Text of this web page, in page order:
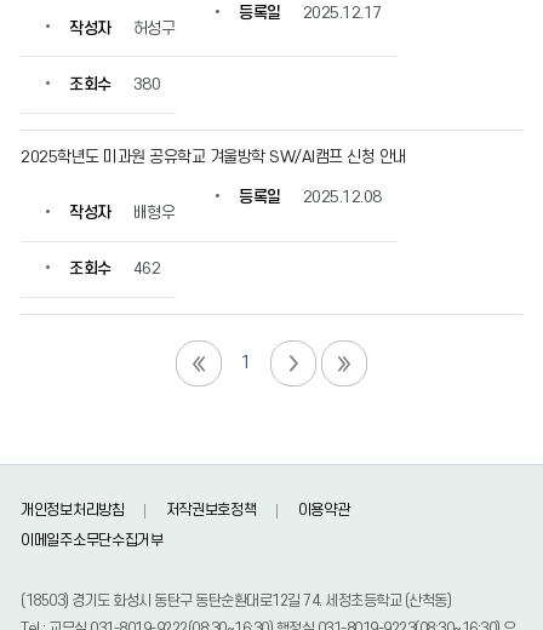
작성자 허성구
등록일 2025.12.17
조회수 380
2025학년도 미과원 공유학교 겨울방학 SW/AI캠프 신청 안내
작성자 배형우
등록일 2025.12.08
조회수 462
1
개인정보처리방침 저작권보호정책
이용약관
이메일주소무단수집거부
(18503) 경기도 화성시 동탄구 동탄순환대로12길 74. 세정초등학교 (산척동)